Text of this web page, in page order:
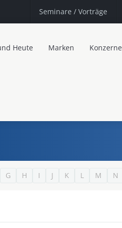
Seminare / Vorträge
Heute Marken Konzerne
G H I J K L M N